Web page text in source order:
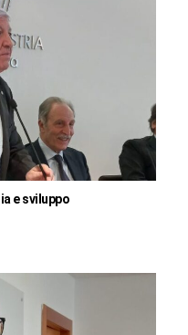
e sviluppo